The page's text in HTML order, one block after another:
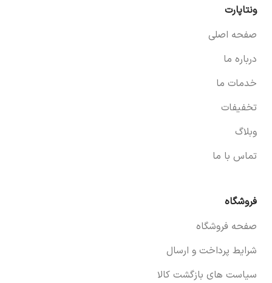
ونتاپارت
صفحه اصلی
درباره ما
خدمات ما
تخفیفات
وبلاگ
تماس با ما
فروشگاه
صفحه فروشگاه
شرایط پرداخت و ارسال
سیاست های بازگشت کالا